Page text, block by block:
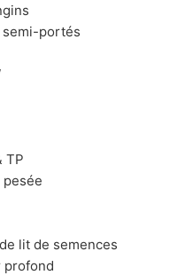
semi-portés
TP
pesée
lit de semences
profond